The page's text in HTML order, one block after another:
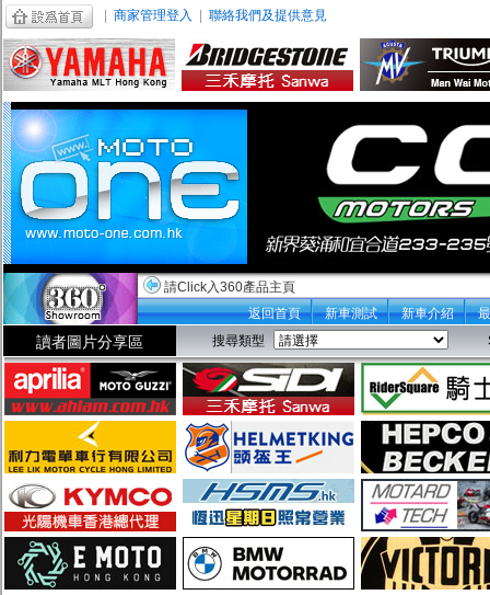
商家管理登入 聯絡我們及提供意見
請Click入360產品主頁
返回首頁
新車測試 新車介紹
讀者圖片分享區 搜尋類型